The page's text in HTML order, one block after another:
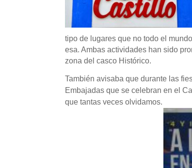
tipo de lugares que no todo el
esa. Ambas actividades han sido
zona del casco Histórico.
También avisaba que durante las
Embajadas que se celebran en el
que tantas veces olvidamos.